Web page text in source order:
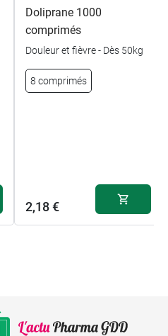
Doliprane 1000
comprimés
Douleur et fièvre - Dès 50kg
8 comprimés
2,18 €